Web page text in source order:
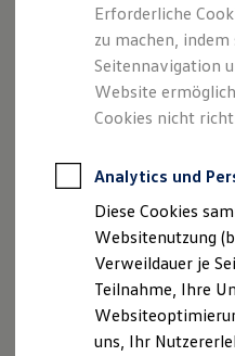
Leasing
Leasing-
Junge
Elektroauto
Kleinwagen-
Leasing ohne
Autokredit
Versicherungen
Kfz-
Garantien
Wartungsverträge
Geschäftskunden
Professional
Großkunden
Behörden
Eine
Der Golf.
(
Erforderliche
zu machen,
Seitennavigation
Website
Cookies nicht
Analytics und
Diese Cookies
Websitenutzung
Verweildauer je
Teilnahme, Ihre
uns, Ihr